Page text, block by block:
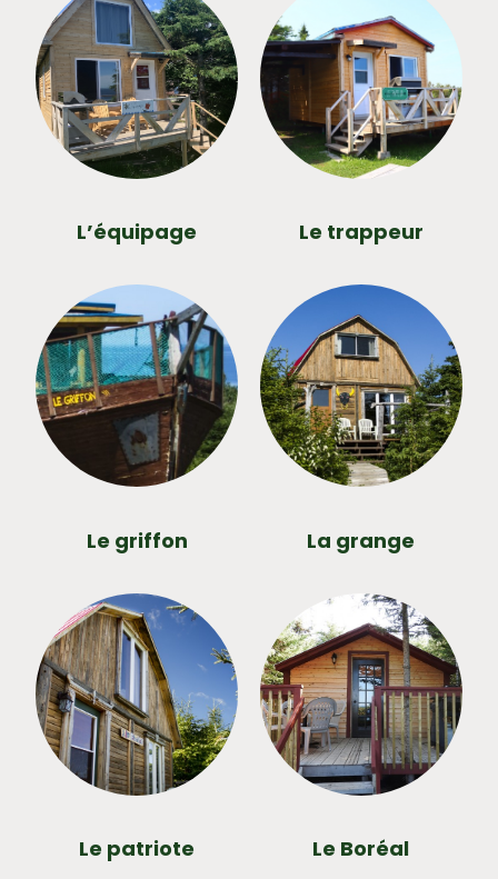
L’équipage Le trappeur
Le griffon La grange
Le patriote Le Boréal